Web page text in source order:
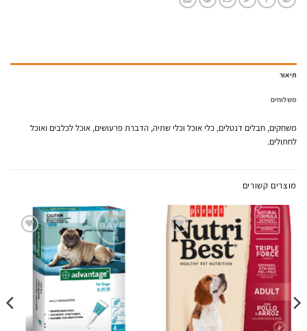
תיאור
משלוחים
משחקים, חבלים דנטלים, כלי אוכל וכלי שתיה, הדברת פרעושים, אוכל לכלבים ואוכל
לחתולים.
מוצרים קשורים
הוסף
המשאלות
לרשימת
המשאלות